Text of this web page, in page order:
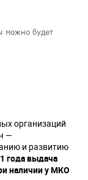
можно будет
организаций
—
и развитию
года выдача
наличии у МКО